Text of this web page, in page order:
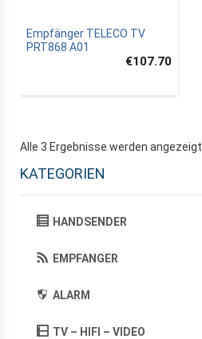
Empfänger TELECO TV
PRT868 A01
€107.70
Alle 3 Ergebnisse werden angezeigt
KATEGORIEN
HANDSENDER
EMPFANGER
ALARM
TV – HIFI – VIDEO